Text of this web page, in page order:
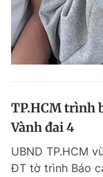
Theo dõi báo trên
Hotline
0906 645 777
Đặt báo Quảng
TP.HCM trình
Vành đai 4
UBND TP.HCM
ĐT tờ trình Báo